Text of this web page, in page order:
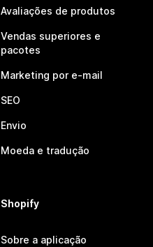
Avaliações de produtos
Vendas superiores e
pacotes
Marketing por e-mail
SEO
Envio
Moeda e tradução
Shopify
Sobre a aplicação